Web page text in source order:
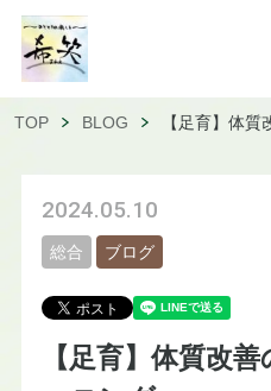
TOP BLOG 【足育】体
2024.05.10
総合 ブログ
【足育】体質改